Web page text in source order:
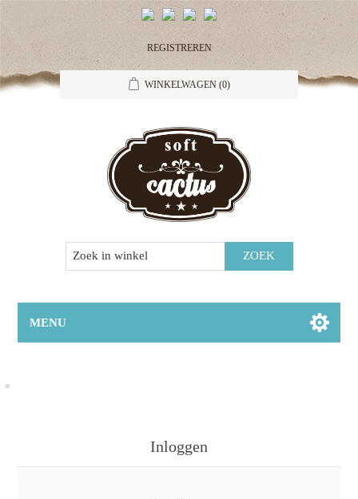
REGISTREREN
WINKELWAGEN (0)
MENU
Inloggen